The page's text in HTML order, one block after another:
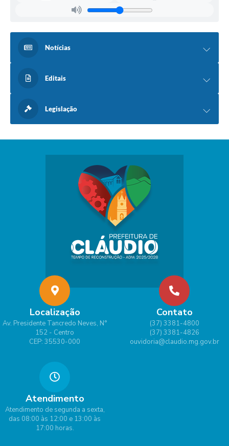
Notícias
Editais
Legislação
Localização
Av. Presidente Tancredo Neves, N°
152 - Centro
CEP: 35530-000
Contato
(37) 3381-4800
(37) 3381-4826
ouvidoria@claudio.mg.gov.br
Atendimento
Atendimento de segunda a sexta,
das 08:00 às 12:00 e 13:00 às
17:00 horas.